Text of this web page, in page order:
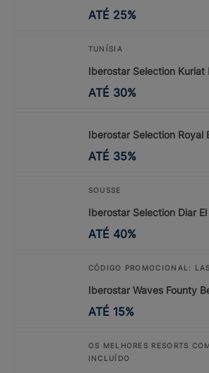
ATÉ 25%
TUNÍSIA
Iberostar Selection Kuriat
ATÉ 30%
Iberostar Selection Royal
ATÉ 35%
SOUSSE
Iberostar Selection Diar
ATÉ 40%
CÓDIGO PROMOCIONAL:
Iberostar Waves Founty
ATÉ 15%
OS MELHORES RESORTS
INCLUÍDO